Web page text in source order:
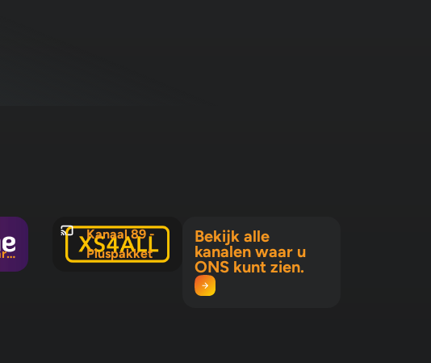
Kanaal 89 -
Pluspakket
Bekijk alle
kanalen waar u
ONS kunt zien.